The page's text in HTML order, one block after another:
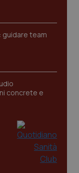
guidare team
concrete e